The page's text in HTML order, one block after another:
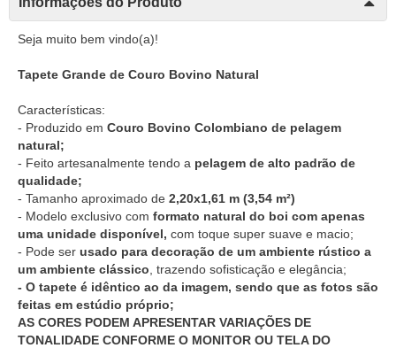
Seja muito bem vindo(a)!
Tapete Grande de Couro Bovino Natural
Características:
- Produzido em Couro Bovino Colombiano de pelagem
natural;
- Feito artesanalmente tendo a pelagem de alto padrão de
qualidade;
- Tamanho aproximado de 2,20x1,61 m (3,54 m²)
- Modelo exclusivo com formato natural do boi com apenas
uma unidade disponível, com toque super suave e macio;
- Pode ser usado para decoração de um ambiente rústico a
um ambiente clássico , trazendo sofisticação e elegância;
- O tapete é idêntico ao da imagem, sendo que as fotos são
feitas em estúdio próprio;
AS CORES PODEM APRESENTAR VARIAÇÕES DE
TONALIDADE CONFORME O MONITOR OU TELA DO